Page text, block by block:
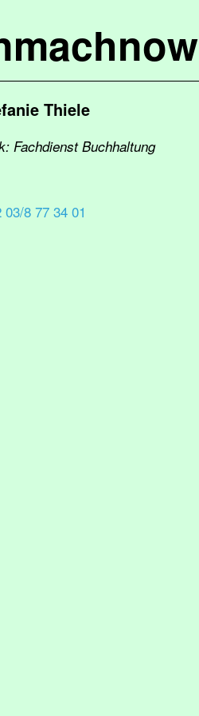
Thiele
Fachdienst Buchhaltung
03/8 77 34 01